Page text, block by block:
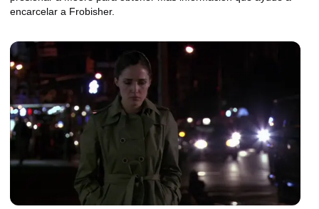
encarcelar a Frobisher.